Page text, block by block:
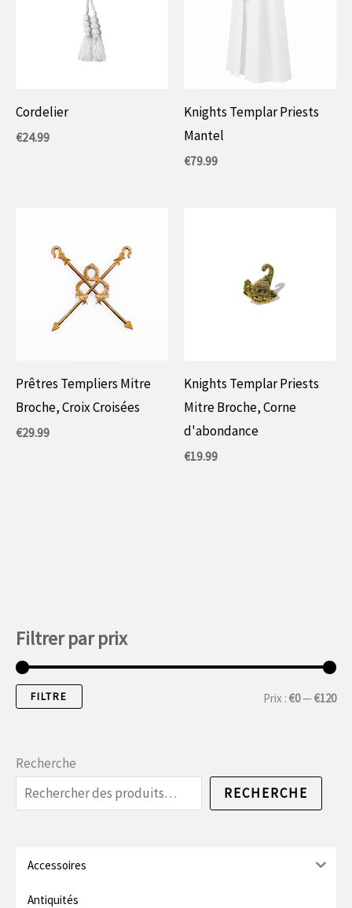
Filtrer par prix
PP
FILTRE Prix : €0—€120
Recherche
RECHERCHE
Accessoires
Antiquités
Cordelier
€24.99
Knights Templar Priests
Mantel
€79.99
Prêtres Templiers Mitre
Broche, Croix Croisées
€29.99
Knights Templar Priests
Mitre Broche, Corne
d'abondance
€19.99